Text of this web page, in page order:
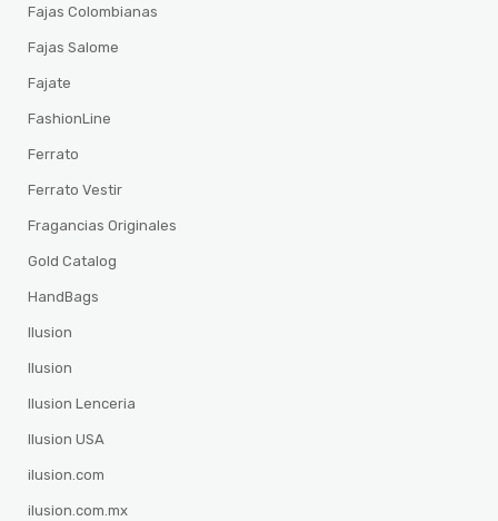
Fajas Colombianas
Fajas Salome
Fajate
FashionLine
Ferrato
Ferrato Vestir
Fragancias Originales
Gold Catalog
HandBags
Ilusion
Ilusion
Ilusion Lenceria
Ilusion USA
ilusion.com
ilusion.com.mx